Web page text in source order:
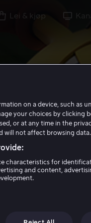
Lei & kjøp
on a device, such as
your choices by clicking
or at any time in the
will not affect browsing data.
characteristics for
and content,